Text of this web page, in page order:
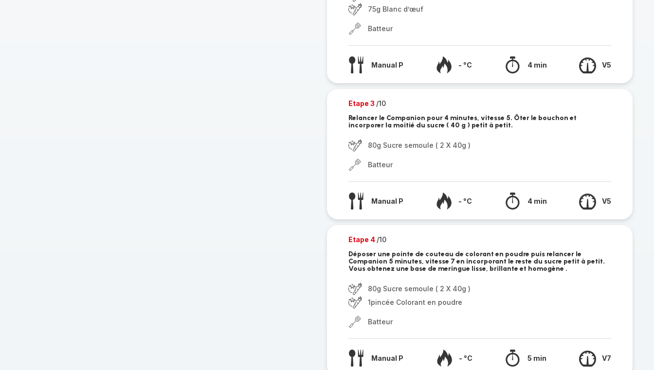
75g Blanc d’œuf
Batteur
Manual P - °C 4 min V5
Etape 3 /10
Relancer le Companion pour 4 minutes, vitesse 5. Ôter le bouchon et
incorporer la moitié du sucre ( 40 g ) petit à petit.
80g Sucre semoule ( 2 X 40g )
Batteur
Manual P - °C 4 min V5
Etape 4 /10
Déposer une pointe de couteau de colorant en poudre puis relancer le
Companion 5 minutes, vitesse 7 en incorporant le reste du sucre petit à petit.
Vous obtenez une base de meringue lisse, brillante et homogène .
80g Sucre semoule ( 2 X 40g )
1pincée Colorant en poudre
Batteur
Manual P - °C 5 min V7